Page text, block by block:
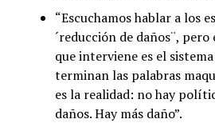
“Escuchamos hablar a los
´reducción de daños¨,
que interviene es el
terminan las palabras
es la realidad: no hay
daños. Hay más daño”.